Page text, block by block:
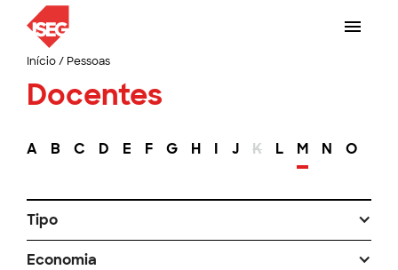
Início/ Pessoas
Docentes
A B C D E F G H I J K L M N O
Tipo
Economia